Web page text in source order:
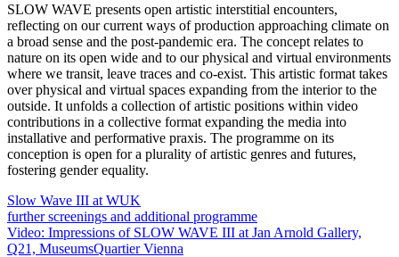
SLOW WAVE presents open artistic interstitial encounters,
reflecting on our current ways of production approaching climate on
a broad sense and the post-pandemic era. The concept relates to
nature on its open wide and to our physical and virtual environments
where we transit, leave traces and co-exist. This artistic format takes
over physical and virtual spaces expanding from the interior to the
outside. It unfolds a collection of artistic positions within video
contributions in a collective format expanding the media into
installative and performative praxis. The programme on its
conception is open for a plurality of artistic genres and futures,
fostering gender equality.
Slow Wave III at WUK
further screenings and additional programme
Video: Impressions of SLOW WAVE III at Jan Arnold Gallery,
Q21, MuseumsQuartier Vienna